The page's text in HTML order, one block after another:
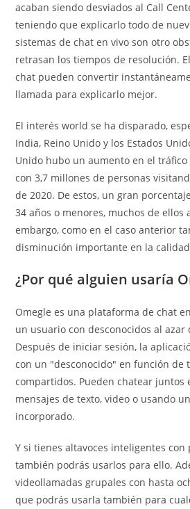
acaban siendo desviados al Call
teniendo que explicarlo todo de
sistemas de chat en vivo son otro
retrasan los tiempos de resolución.
chat pueden convertir
llamada para explicarlo mejor.
El interés world se ha disparado,
India, Reino Unido y los Estados
Unido hubo un aumento en el
con 3,7 millones de personas
de 2020. De estos, un gran
34 años o menores, muchos de ellos
embargo, como en el caso anterior
disminución importante en la
¿Por qué alguien usaría
Omegle es una plataforma de chat
un usuario con desconocidos al azar
Después de iniciar sesión, la
con un "desconocido" en función de
compartidos. Pueden chatear juntos
mensajes de texto, video o usando
incorporado.
Y si tienes altavoces inteligentes con
también podrás usarlos para ello.
videollamadas grupales con hasta
que podrás usarla también para